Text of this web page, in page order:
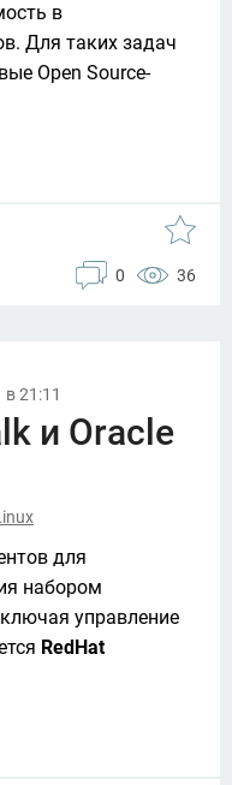
в
Для таких задач
Open Source-
0 36
21:11
и Oracle
для
набором
управление
RedHat